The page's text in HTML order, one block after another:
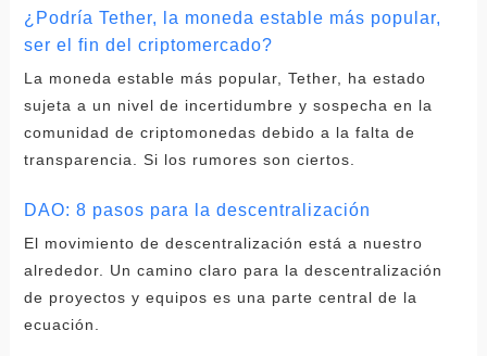
¿Podría Tether, la moneda estable más popular,
ser el fin del criptomercado?
La moneda estable más popular, Tether, ha estado
sujeta a un nivel de incertidumbre y sospecha en la
comunidad de criptomonedas debido a la falta de
transparencia. Si los rumores son ciertos.
DAO: 8 pasos para la descentralización
El movimiento de descentralización está a nuestro
alrededor. Un camino claro para la descentralización
de proyectos y equipos es una parte central de la
ecuación.